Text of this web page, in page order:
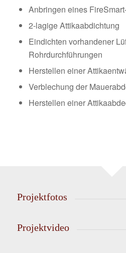
Anbringen eines
2-lagige Attikaabdichtung
Eindichten vorhandener
Rohrdurchführungen
Herstellen einer
Verblechung der
Herstellen einer
Projektfotos
Projektvideo